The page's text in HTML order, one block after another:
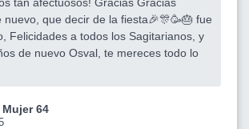
nuevo, que decir de la fiesta🎉🎊🥳🎂 fue
Felicidades a todos los Sagitarianos, y
de nuevo Osval, te mereces todo lo
64